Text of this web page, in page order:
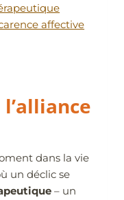
affective
dans la vie
un déclic se
– un